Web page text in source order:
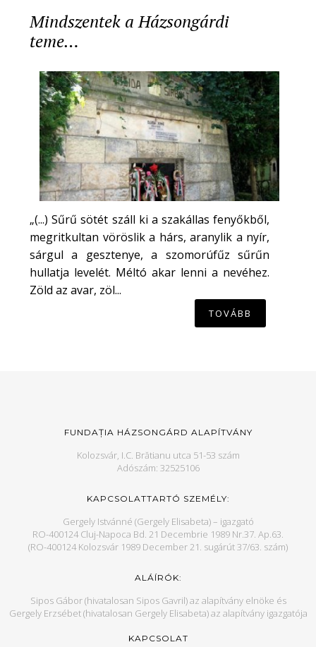
Mindszentek a Házsongárdi
teme…
„(...) Sűrű sötét száll ki a szakállas fenyőkből,
megritkultan vöröslik a hárs, aranylik a nyír,
sárgul a gesztenye, a szomorúfűz sűrűn
hullatja levelét. Méltó akar lenni a nevéhez.
Zöld az avar, zöl...
TOVÁBB
FUNDAȚIA HÁZSONGÁRD ALAPÍTVÁNY
Kolozsvár, I.C. Brătianu utca 51-53 szám
Adószám: 32525106
KAPCSOLATTARTÓ SZEMÉLY:
Gergely Istvánné (Gergely Elisabeta) – igazgató
RO-400124 Cluj-Napoca Bd. 21 Decembrie 1989 Nr.37. Ap.63.
(RO-400124 Kolozsvár 1989 December 21. sugárút 37/63. szám)
ALÁÍRÓK:
Sipos Gábor (hivatalosan Sipos Gavril) az alapítvány elnöke és
Gergely Erzsébet (hivatalosan Gergely Elisabeta) az alapítvány igazgatója
KAPCSOLAT